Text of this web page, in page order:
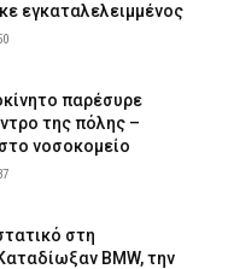
εκτέλεση του Ζαμπούνη
εγκαταλελειμμένος
παρέσυρε
της πόλης –
νοσοκομείο
στη
BMW, την